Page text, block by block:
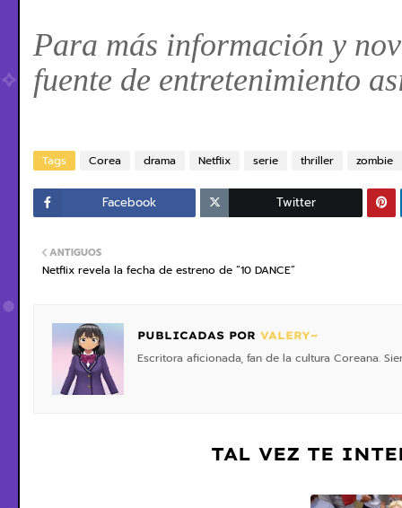
Para más información y
fuente de entretenimiento
Tags Corea drama Netflix serie thriller zombie
Facebook Twitter
ANTIGUOS
Netflix revela la fecha de estreno de “10 DANCE”
PUBLICADAS POR VALERY~
Escritora aficionada, fan de la cultura Coreana.
TAL VEZ TE